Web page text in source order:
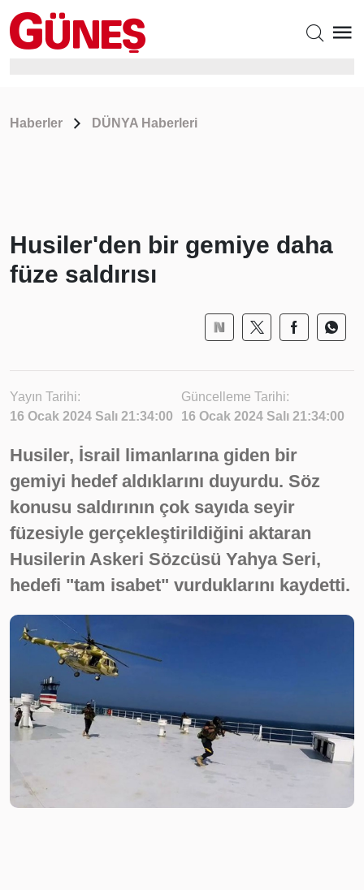
Haberler DÜNYA Haberleri
Husiler'den bir gemiye daha
füze saldırısı
Yayın Tarihi:
16 Ocak 2024 Salı 21:34:00
Güncelleme Tarihi:
16 Ocak 2024 Salı 21:34:00
Husiler, İsrail limanlarına giden bir
gemiyi hedef aldıklarını duyurdu. Söz
konusu saldırının çok sayıda seyir
füzesiyle gerçekleştirildiğini aktaran
Husilerin Askeri Sözcüsü Yahya Seri,
hedefi "tam isabet" vurduklarını kaydetti.